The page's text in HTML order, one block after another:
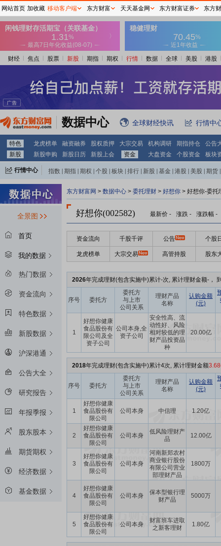
财经 焦点 股票 新股 期指 期权 行情 数据 全球 美股 港股
数据中心 全球财经快讯 行情中
特色 龙虎榜单 融资融券 股权质押 大宗交易 机构调研 期指持仓
公告
新股
新股申购 新股日历 新股上会 资金 大盘资金 个股资金 板块
行情中心 指数 期指 期权 个股 板块 排行 新股 基金 港股 美股 期货
全景图
首页
我的数据
热门数据
资金流向
特色数据
新股数据
沪深港通
公告大全
研究报告
年报季报
股东股本
期货期权
经济数据
基金数据
东方财富网 > 数据中心 > 委托理财 > 好想你 > 好想你-委托
好想你(002582) 最新价 - 涨跌 - 涨跌幅 -
资金流向 千股千评 公告 个股
龙虎榜单 大宗交易 高管持股 股东
2026年完成理财(包含实施中)累计-次, 累计理财金额-，
序号 委托方
委托方
与上市
公司关系
理财产品
名称
认购金额
(元)
1
好想你健康
食品股份有
限公司及全
资子公司
公司本身,全
资子公司
安全性高、流
动性好、风险
相对较低的理
财产品投资品
种
20.00亿
2018年完成理财(包含实施中)累计4次, 累计理财金额
序号 委托方
委托方
与上市
公司关系
理财产品
名称
认购金额
(元)
1
好想你健康
食品股份有
限公司
公司本身 中信理 1.20亿
2
好想你健康
食品股份有
限公司
公司本身
低风险理财产
品
12.00亿
3
好想你健康
食品股份有
限公司
公司本身
河南新郑农村
商业银行股份
有限公司营业
部理财产品
1800万
4
好想你健康
食品股份有
限公司
公司本身
保本型银行理
财产品
5000万
5
好想你健康
食品股份有
限公司
公司本身
财富班车进取
之新客理财
1.80亿
网站首页 加收藏 移动客户端 东方财富 天天基金网 东方财富证券 东方